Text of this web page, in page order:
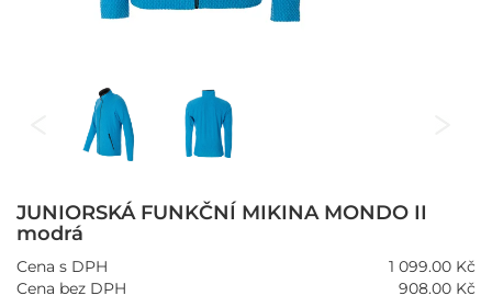
JUNIORSKÁ FUNKČNÍ MIKINA MONDO II
modrá
Cena s DPH
1 099.00 Kč
Cena bez DPH
908.00 Kč